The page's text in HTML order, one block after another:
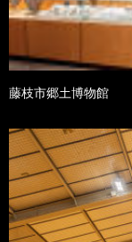
藤枝市郷土博物館